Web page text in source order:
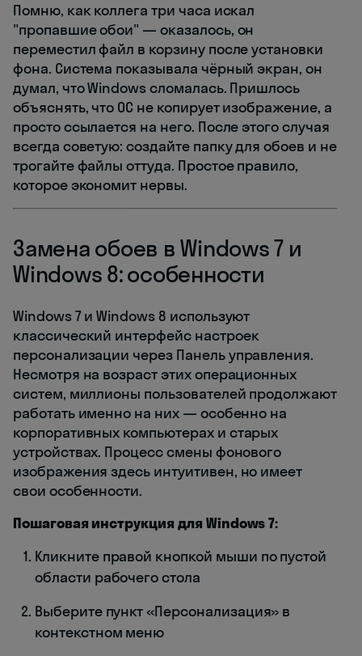
Помню, как коллега три часа искал
"пропавшие обои" — оказалось, он
переместил файл в корзину после установки
фона. Система показывала чёрный экран, он
думал, что Windows сломалась. Пришлось
объяснять, что ОС не копирует изображение, а
просто ссылается на него. После этого случая
всегда советую: создайте папку для обоев и не
трогайте файлы оттуда. Простое правило,
которое экономит нервы.
Замена обоев в Windows 7 и
Windows 8: особенности
Windows 7 и Windows 8 используют
классический интерфейс настроек
персонализации через Панель управления.
Несмотря на возраст этих операционных
систем, миллионы пользователей продолжают
работать именно на них — особенно на
корпоративных компьютерах и старых
устройствах. Процесс смены фонового
изображения здесь интуитивен, но имеет
свои особенности.
Пошаговая инструкция для Windows 7:
Кликните правой кнопкой мыши по пустой
области рабочего стола
Выберите пункт «Персонализация» в
контекстном меню